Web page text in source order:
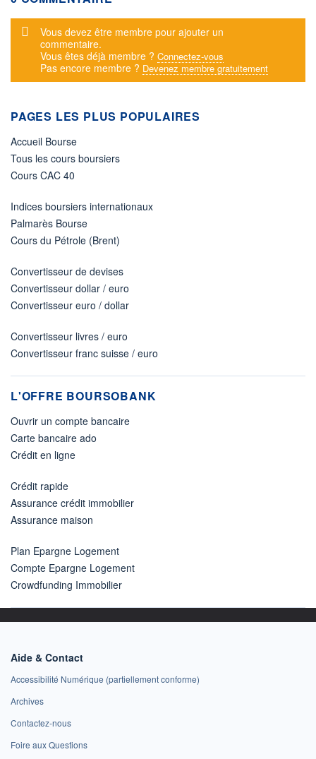
Message d'alerte
Vous devez être membre pour ajouter un
commentaire.
Vous êtes déjà membre ? Connectez-vous
Pas encore membre ? Devenez membre gratuitement
PAGES LES PLUS POPULAIRES
Accueil Bourse
Tous les cours boursiers
Cours CAC 40
Indices boursiers internationaux
Palmarès Bourse
Cours du Pétrole (Brent)
Convertisseur de devises
Convertisseur dollar / euro
Convertisseur euro / dollar
Convertisseur livres / euro
Convertisseur franc suisse / euro
L'OFFRE BOURSOBANK
Ouvrir un compte bancaire
Carte bancaire ado
Crédit en ligne
Crédit rapide
Assurance crédit immobilier
Assurance maison
Plan Epargne Logement
Compte Epargne Logement
Crowdfunding Immobilier
Aide & Contact
Accessibilité Numérique (partiellement conforme)
Archives
Contactez-nous
Foire aux Questions